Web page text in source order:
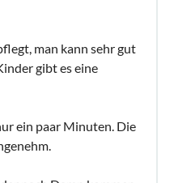
man kann sehr gut
gibt es eine
ein paar Minuten. Die